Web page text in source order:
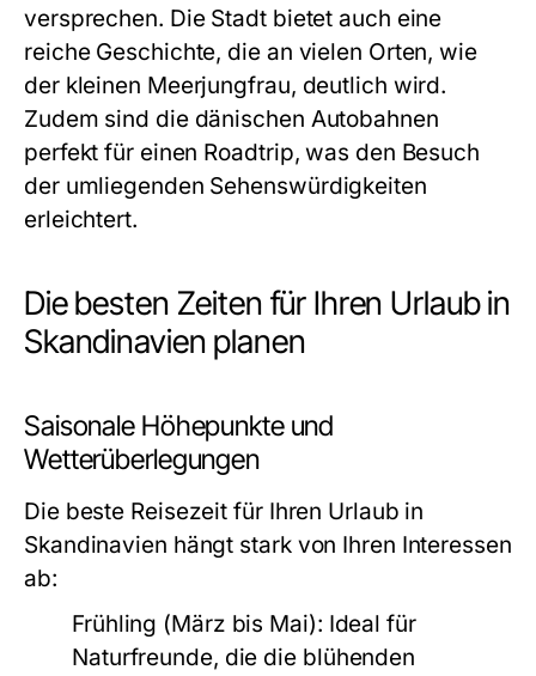
versprechen. Die Stadt bietet auch eine
reiche Geschichte, die an vielen Orten, wie
der kleinen Meerjungfrau, deutlich wird.
Zudem sind die dänischen Autobahnen
perfekt für einen Roadtrip, was den Besuch
der umliegenden Sehenswürdigkeiten
erleichtert.
Die besten Zeiten für Ihren Urlaub in
Skandinavien planen
Saisonale Höhepunkte und
Wetterüberlegungen
Die beste Reisezeit für Ihren Urlaub in
Skandinavien hängt stark von Ihren Interessen
ab:
Frühling (März bis Mai): Ideal für
Naturfreunde, die die blühenden